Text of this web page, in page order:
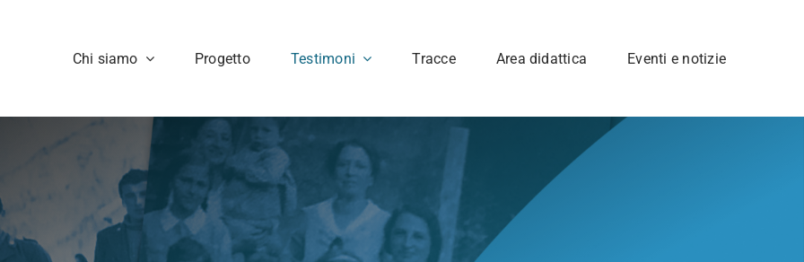
Chi siamo Progetto Testimoni Tracce Area didattica Eventi e notizie